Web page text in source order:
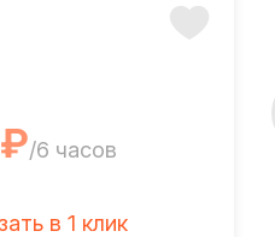
/6 часов
в 1 клик